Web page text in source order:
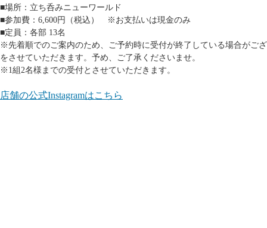
■場所：立ち呑みニューワールド
■参加費：6,600円（税込） ※お支払いは現金のみ
■定員：各部 13名
※先着順でのご案内のため、ご予約時に受付が終了している場合がご
をさせていただきます。予め、ご了承くださいませ。
※1組2名様までの受付とさせていただきます。
店舗の公式Instagramはこちら